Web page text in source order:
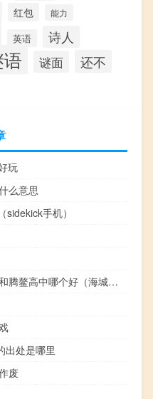
红包 能力
英语 诗人
谜面 还不
玩
么意思
sidekick手机）
海城南台高中和腾鳌高中哪个好（海城南台高中）
出处是哪里
废